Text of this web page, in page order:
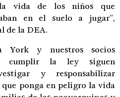
vida de los niños que
en el suelo a jugar”,
de la DEA.
York y nuestros socios
cumplir la ley siguen
y responsabilizar
ponga en peligro la vida